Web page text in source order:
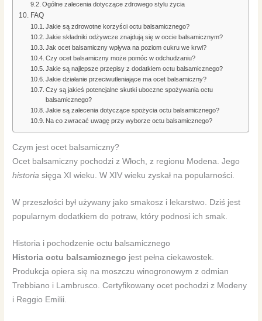
Ogólne zalecenia dotyczące zdrowego stylu życia
FAQ
Jakie są zdrowotne korzyści octu balsamicznego?
Jakie składniki odżywcze znajdują się w occie balsamicznym?
Jak ocet balsamiczny wpływa na poziom cukru we krwi?
Czy ocet balsamiczny może pomóc w odchudzaniu?
Jakie są najlepsze przepisy z dodatkiem octu balsamicznego?
Jakie działanie przeciwutleniające ma ocet balsamiczny?
Czy są jakieś potencjalne skutki uboczne spożywania octu
balsamicznego?
Jakie są zalecenia dotyczące spożycia octu balsamicznego?
Na co zwracać uwagę przy wyborze octu balsamicznego?
Czym jest ocet balsamiczny?
Ocet balsamiczny pochodzi z Włoch, z regionu Modena. Jego
historia sięga XI wieku. W XIV wieku zyskał na popularności.
W przeszłości był używany jako smakosz i lekarstwo. Dziś jest
popularnym dodatkiem do potraw, który podnosi ich smak.
Historia i pochodzenie octu balsamicznego
Historia octu balsamicznego jest pełna ciekawostek.
Produkcja opiera się na moszczu winogronowym z odmian
Trebbiano i Lambrusco. Certyfikowany ocet pochodzi z Modeny
i Reggio Emilii.